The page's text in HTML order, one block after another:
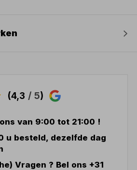
(4,3 / 5)
van 9:00 tot 21:00 !
u besteld, dezelfde dag
Vragen ? Bel ons +31